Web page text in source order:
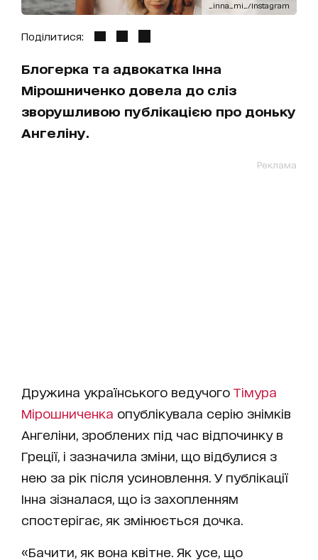
_inna_mi_/Instagram
Поділитися:
Блогерка та адвокатка Інна
Мірошниченко довела до сліз
зворушливою публікацією про доньку
Ангеліну.
Реклама
Дружина українського ведучого Тімура
Мірошниченка опублікувала серію знімків
Ангеліни, зроблених під час відпочинку в
Греції, і зазначила зміни, що відбулися з
нею за рік після усиновлення. У публікації
Інна зізналася, що із захопленням
спостерігає, як змінюється дочка.
«Бачити, як вона квітне. Як усе, що